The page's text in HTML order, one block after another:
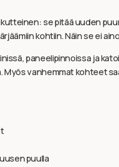
se pitää uuden
kohtiin. Näin se ei
paneelipinnoissa ja
Myös vanhemmat kohteet
puulla